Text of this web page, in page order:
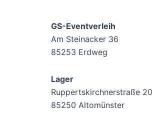
GS-Eventverleih
Am Steinacker 36
85253 Erdweg
Lager
Ruppertskirchnerstraße 20
85250 Altomünster